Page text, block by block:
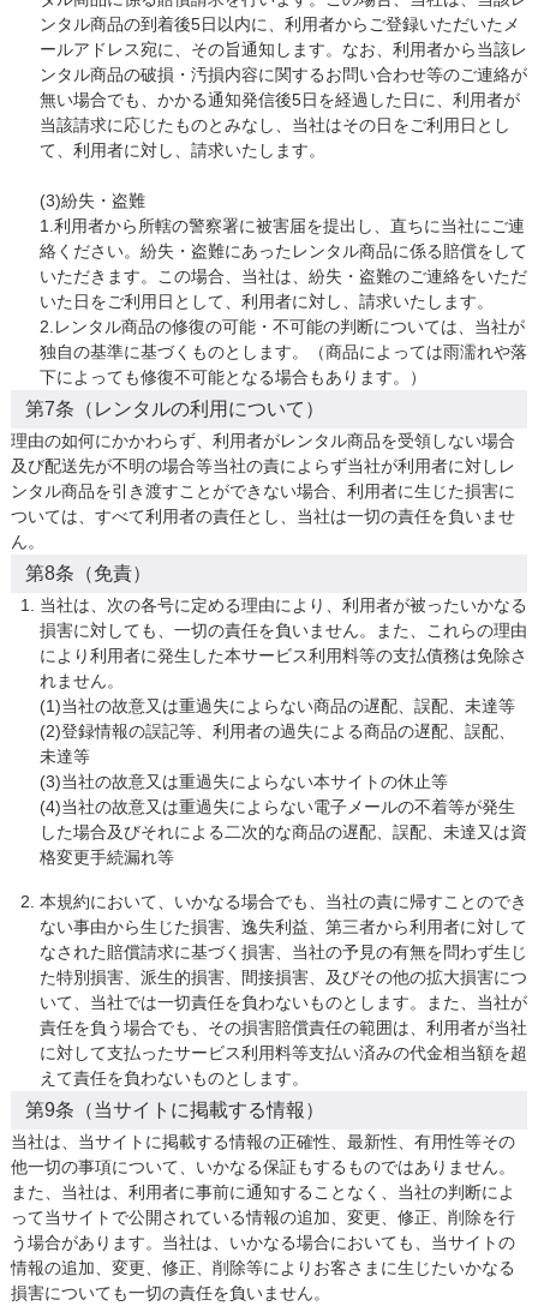
ンタル商品の到着後5日以内に、利用者からご登録いただいたメ
ールアドレス宛に、その旨通知します。なお、利用者から当該レ
ンタル商品の破損・汚損内容に関するお問い合わせ等のご連絡が
無い場合でも、かかる通知発信後5日を経過した日に、利用者が
当該請求に応じたものとみなし、当社はその日をご利用日とし
て、利用者に対し、請求いたします。
(3)紛失・盗難
1.利用者から所轄の警察署に被害届を提出し、直ちに当社にご連
絡ください。紛失・盗難にあったレンタル商品に係る賠償をして
いただきます。この場合、当社は、紛失・盗難のご連絡をいただ
いた日をご利用日として、利用者に対し、請求いたします。
2.レンタル商品の修復の可能・不可能の判断については、当社が
独自の基準に基づくものとします。（商品によっては雨濡れや落
下によっても修復不可能となる場合もあります。）
第7条（レンタルの利用について）
理由の如何にかかわらず、利用者がレンタル商品を受領しない場合
及び配送先が不明の場合等当社の責によらず当社が利用者に対しレ
ンタル商品を引き渡すことができない場合、利用者に生じた損害に
ついては、すべて利用者の責任とし、当社は一切の責任を負いませ
ん。
第8条（免責）
当社は、次の各号に定める理由により、利用者が被ったいかなる
損害に対しても、一切の責任を負いません。また、これらの理由
により利用者に発生した本サービス利用料等の支払債務は免除さ
れません。
(1)当社の故意又は重過失によらない商品の遅配、誤配、未達等
(2)登録情報の誤記等、利用者の過失による商品の遅配、誤配、
未達等
(3)当社の故意又は重過失によらない本サイトの休止等
(4)当社の故意又は重過失によらない電子メールの不着等が発生
した場合及びそれによる二次的な商品の遅配、誤配、未達又は資
格変更手続漏れ等
本規約において、いかなる場合でも、当社の責に帰すことのでき
ない事由から生じた損害、逸失利益、第三者から利用者に対して
なされた賠償請求に基づく損害、当社の予見の有無を問わず生じ
た特別損害、派生的損害、間接損害、及びその他の拡大損害につ
いて、当社では一切責任を負わないものとします。また、当社が
責任を負う場合でも、その損害賠償責任の範囲は、利用者が当社
に対して支払ったサービス利用料等支払い済みの代金相当額を超
えて責任を負わないものとします。
第9条（当サイトに掲載する情報）
当社は、当サイトに掲載する情報の正確性、最新性、有用性等その
他一切の事項について、いかなる保証もするものではありません。
また、当社は、利用者に事前に通知することなく、当社の判断によ
って当サイトで公開されている情報の追加、変更、修正、削除を行
う場合があります。当社は、いかなる場合においても、当サイトの
情報の追加、変更、修正、削除等によりお客さまに生じたいかなる
損害についても一切の責任を負いません。